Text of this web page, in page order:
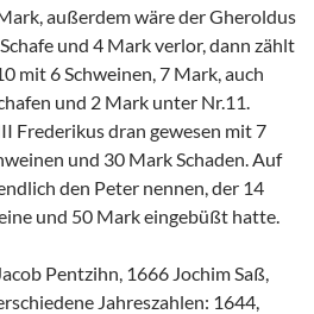
außerdem wäre der Gheroldus
und 4 Mark verlor, dann zählt
mit 6 Schweinen, 7 Mark, auch
und 2 Mark unter Nr.11.
Frederikus dran gewesen mit 7
und 30 Mark Schaden. Auf
den Peter nennen, der 14
und 50 Mark eingebüßt hatte.
Pentzihn, 1666 Jochim Saß,
Jahreszahlen: 1644,